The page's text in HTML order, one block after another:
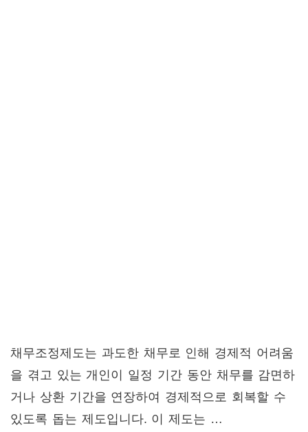
채무조정제도는 과도한 채무로 인해 경제적 어려움
을 겪고 있는 개인이 일정 기간 동안 채무를 감면하
거나 상환 기간을 연장하여 경제적으로 회복할 수
있도록 돕는 제도입니다. 이 제도는 …